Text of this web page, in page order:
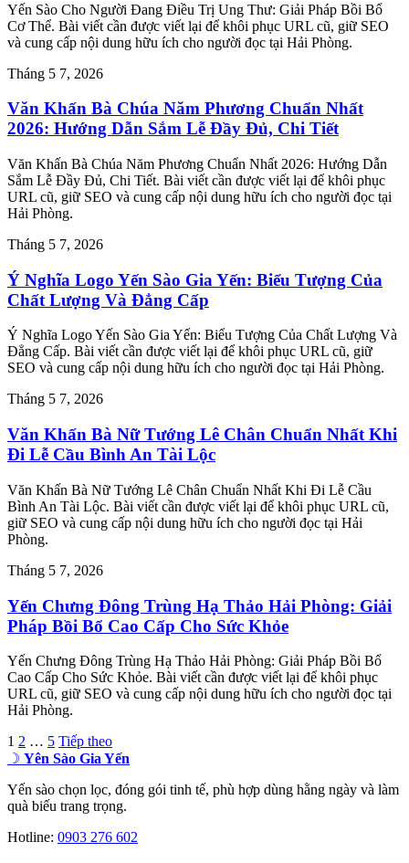
Yến Sào Cho Người Đang Điều Trị Ung Thư: Giải Pháp Bồi Bổ
Cơ Thể. Bài viết cần được viết lại để khôi phục URL cũ, giữ SEO
và cung cấp nội dung hữu ích cho người đọc tại Hải Phòng.
Tháng 5 7, 2026
Văn Khấn Bà Chúa Năm Phương Chuẩn Nhất
2026: Hướng Dẫn Sắm Lễ Đầy Đủ, Chi Tiết
Văn Khấn Bà Chúa Năm Phương Chuẩn Nhất 2026: Hướng Dẫn
Sắm Lễ Đầy Đủ, Chi Tiết. Bài viết cần được viết lại để khôi phục
URL cũ, giữ SEO và cung cấp nội dung hữu ích cho người đọc tại
Hải Phòng.
Tháng 5 7, 2026
Ý Nghĩa Logo Yến Sào Gia Yến: Biểu Tượng Của
Chất Lượng Và Đẳng Cấp
Ý Nghĩa Logo Yến Sào Gia Yến: Biểu Tượng Của Chất Lượng Và
Đẳng Cấp. Bài viết cần được viết lại để khôi phục URL cũ, giữ
SEO và cung cấp nội dung hữu ích cho người đọc tại Hải Phòng.
Tháng 5 7, 2026
Văn Khấn Bà Nữ Tướng Lê Chân Chuẩn Nhất Khi
Đi Lễ Cầu Bình An Tài Lộc
Văn Khấn Bà Nữ Tướng Lê Chân Chuẩn Nhất Khi Đi Lễ Cầu
Bình An Tài Lộc. Bài viết cần được viết lại để khôi phục URL cũ,
giữ SEO và cung cấp nội dung hữu ích cho người đọc tại Hải
Phòng.
Tháng 5 7, 2026
Yến Chưng Đông Trùng Hạ Thảo Hải Phòng: Giải
Pháp Bồi Bổ Cao Cấp Cho Sức Khỏe
Yến Chưng Đông Trùng Hạ Thảo Hải Phòng: Giải Pháp Bồi Bổ
Cao Cấp Cho Sức Khỏe. Bài viết cần được viết lại để khôi phục
URL cũ, giữ SEO và cung cấp nội dung hữu ích cho người đọc tại
Hải Phòng.
Phân
trang
bài
viết
1 2 … 5 Tiếp theo
☽ Yên Sào Gia Yến
Yến sào chọn lọc, đóng gói tinh tế, phù hợp dùng hằng ngày và làm
quà biếu trang trọng.
Hotline: 0903 276 602